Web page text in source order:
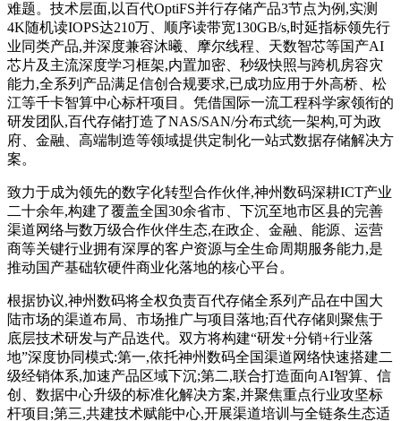
难题。技术层面,以百代OptiFS并行存储产品3节点为例,实测
4K随机读IOPS达210万、顺序读带宽130GB/s,时延指标领先行
业同类产品,并深度兼容沐曦、摩尔线程、天数智芯等国产AI
芯片及主流深度学习框架,内置加密、秒级快照与跨机房容灾
能力,全系列产品满足信创合规要求,已成功应用于外高桥、松
江等千卡智算中心标杆项目。凭借国际一流工程科学家领衔的
研发团队,百代存储打造了NAS/SAN/分布式统一架构,可为政
府、金融、高端制造等领域提供定制化一站式数据存储解决方
案。
致力于成为领先的数字化转型合作伙伴,神州数码深耕ICT产业
二十余年,构建了覆盖全国30余省市、下沉至地市区县的完善
渠道网络与数万级合作伙伴生态,在政企、金融、能源、运营
商等关键行业拥有深厚的客户资源与全生命周期服务能力,是
推动国产基础软硬件商业化落地的核心平台。
根据协议,神州数码将全权负责百代存储全系列产品在中国大
陆市场的渠道布局、市场推广与项目落地;百代存储则聚焦于
底层技术研发与产品迭代。双方将构建“研发+分销+行业落
地”深度协同模式:第一,依托神州数码全国渠道网络快速搭建二
级经销体系,加速产品区域下沉;第二,联合打造面向AI智算、信
创、数据中心升级的标准化解决方案,并聚焦重点行业攻坚标
杆项目;第三,共建技术赋能中心,开展渠道培训与全链条生态适